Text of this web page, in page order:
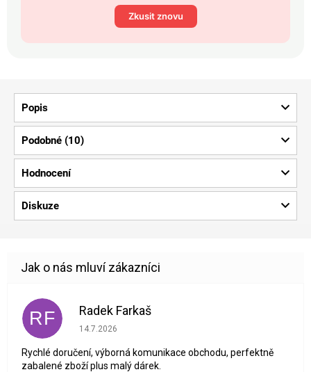
Zkusit znovu
Popis
Podobné (10)
Hodnocení
Diskuze
RF Radek Farkaš
Hodnocení obchodu je 5 z 5 hvězdiček.
14.7.2026
Rychlé doručení, výborná komunikace obchodu, perfektně
zabalené zboží plus malý dárek.